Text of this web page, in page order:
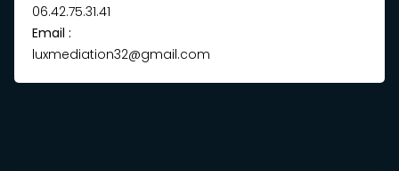
06.42.75.31.41
Email :
luxmediation32@gmail.com